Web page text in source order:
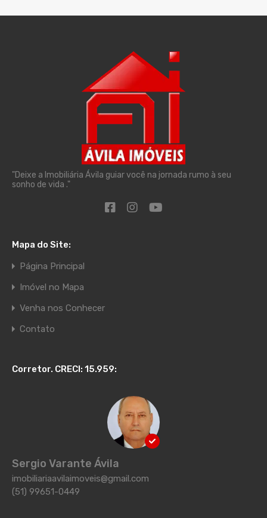
"Deixe a Imobiliária Ávila guiar você na jornada rumo à seu
sonho de vida ."
Mapa do Site:
Página Principal
Imóvel no Mapa
Venha nos Conhecer
Contato
Corretor. CRECI: 15.959:
Sergio Varante Ávila
imobiliariaavilaimoveis@gmail.com
(51) 99651-0449